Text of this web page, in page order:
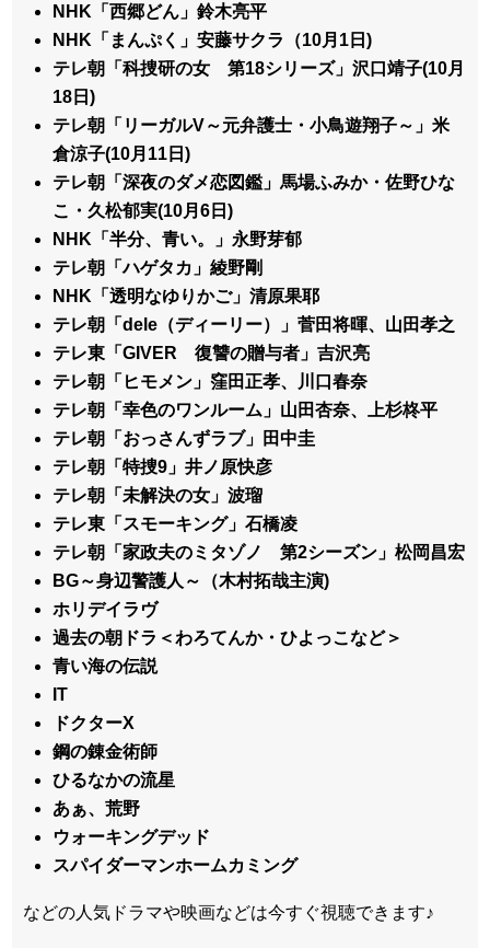
NHK「西郷どん」鈴木亮平
NHK「まんぷく」安藤サクラ（10月1日)
テレ朝「科捜研の女 第18シリーズ」沢口靖子(10月
18日)
テレ朝「リーガルV～元弁護士・小鳥遊翔子～」米
倉涼子(10月11日)
テレ朝「深夜のダメ恋図鑑」馬場ふみか・佐野ひな
こ・久松郁実(10月6日)
NHK「半分、青い。」永野芽郁
テレ朝「ハゲタカ」綾野剛
NHK「透明なゆりかご」清原果耶
テレ朝「dele（ディーリー）」菅田将暉、山田孝之
テレ東「GIVER 復讐の贈与者」吉沢亮
テレ朝「ヒモメン」窪田正孝、川口春奈
テレ朝「幸色のワンルーム」山田杏奈、上杉柊平
テレ朝「おっさんずラブ」田中圭
テレ朝「特捜9」井ノ原快彦
テレ朝「未解決の女」波瑠
テレ東「スモーキング」石橋凌
テレ朝「家政夫のミタゾノ 第2シーズン」松岡昌宏
BG～身辺警護人～（木村拓哉主演)
ホリデイラヴ
過去の朝ドラ＜わろてんか・ひよっこなど＞
青い海の伝説
IT
ドクターX
鋼の錬金術師
ひるなかの流星
あぁ、荒野
ウォーキングデッド
スパイダーマンホームカミング
などの人気ドラマや映画などは今すぐ視聴できます♪